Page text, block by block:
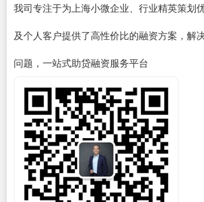
我司专注于为上海小微企业、行业精英策划
及个人客户提供了高性价比的融资方案，解
问题，一站式助贷融资服务平台